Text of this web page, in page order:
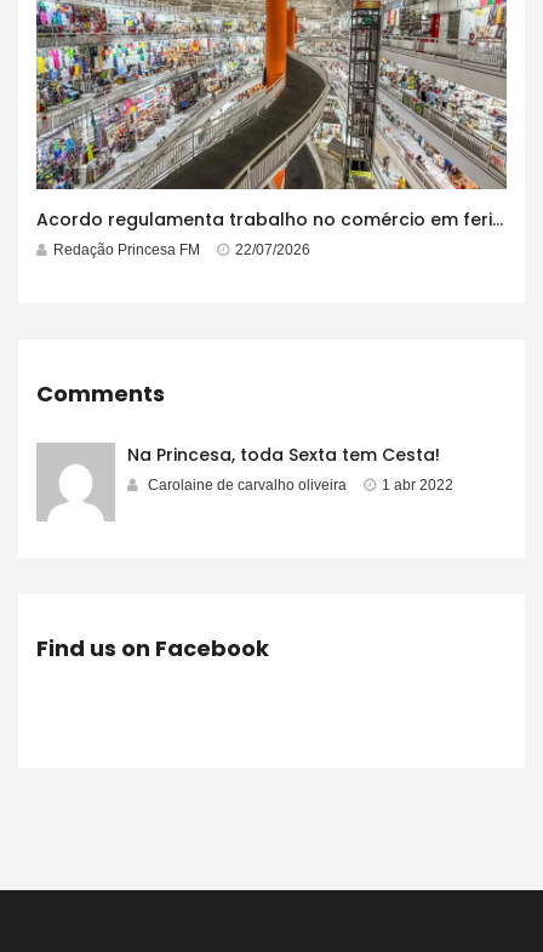
Acordo regulamenta trabalho no comércio em feriados
Redação Princesa FM 22/07/2026
Comments
Na Princesa, toda Sexta tem Cesta!
Carolaine de carvalho oliveira 1 abr 2022
Find us on Facebook